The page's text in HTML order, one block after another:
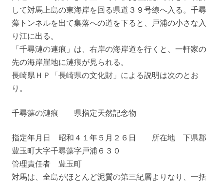
して対馬上島の東海岸を回る県道３９号線へ入る。千尋
藻トンネルを出て集落への道を下ると、戸浦の小さな入
り江に出る。
「千尋漣の連痕」は、右岸の海岸道を行くと、一軒家の
先の海岸崖地に漣痕が見られる。
長崎県ＨＰ「長崎県の文化財」による説明は次のとお
り。
千尋藻の漣痕 県指定天然記念物
指定年月日 昭和４１年５月２６日 所在地 下県郡
豊玉町大字千尋藻字戸浦６３０
管理責任者 豊玉町
対馬は、全島がほとんど泥質の第三紀層よりなり、一括